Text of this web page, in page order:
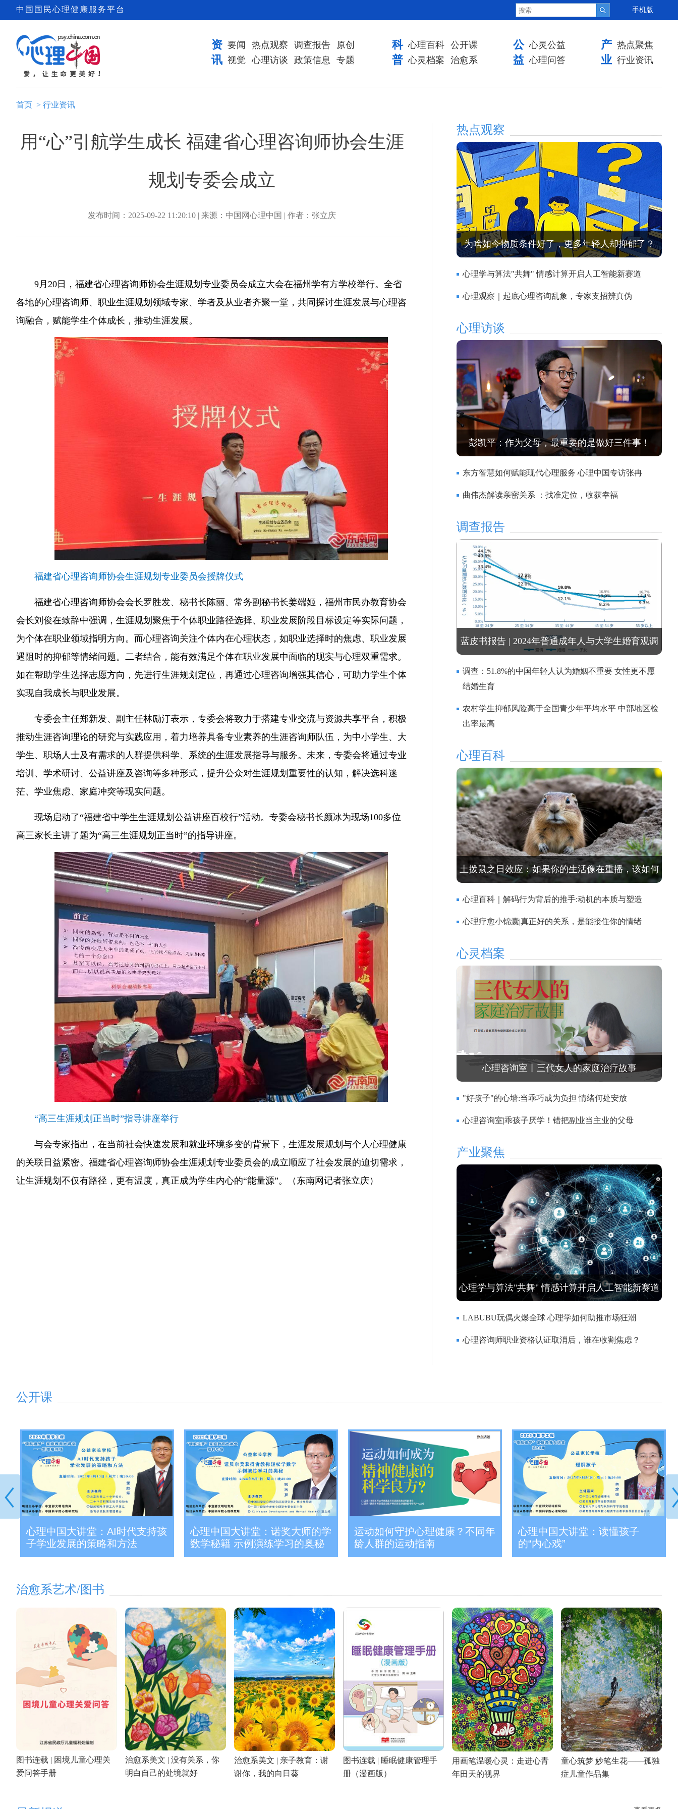
中国国民心理健康服务平台 手机版
资
讯
要闻 热点观察 调查报告
原创
视觉 心理访谈 政策信息 专题
科
普
心理百科 公开课
心灵档案
治愈系
公
益
心灵公益
心理问答
产
业
热点聚焦
行业资讯
首页 > 行业资讯
用“心”引航学生成长 福建省心理咨询师协会生涯
规划专委会成立
发布时间：2025-09-22 11:20:10 | 来源：中国网心理中国 | 作者：张立庆
9月20日，福建省心理咨询师协会生涯规划专业委员会成立大会在福州学有方学校举行。全省
各地的心理咨询师、职业生涯规划领域专家、学者及从业者齐聚一堂，共同探讨生涯发展与心理咨
询融合，赋能学生个体成长，推动生涯发展。
福建省心理咨询师协会生涯规划专业委员会授牌仪式
福建省心理咨询师协会会长罗胜发、秘书长陈丽、常务副秘书长姜端姬，福州市民办教育协会
会长刘俊在致辞中强调，生涯规划聚焦于个体职业路径选择、职业发展阶段目标设定等实际问题，
为个体在职业领域指明方向。而心理咨询关注个体内在心理状态，如职业选择时的焦虑、职业发展
遇阻时的抑郁等情绪问题。二者结合，能有效满足个体在职业发展中面临的现实与心理双重需求。
如在帮助学生选择志愿方向，先进行生涯规划定位，再通过心理咨询增强其信心，可助力学生个体
实现自我成长与职业发展。
专委会主任郑新发、副主任林励汀表示，专委会将致力于搭建专业交流与资源共享平台，积极
推动生涯咨询理论的研究与实践应用，着力培养具备专业素养的生涯咨询师队伍，为中小学生、大
学生、职场人士及有需求的人群提供科学、系统的生涯发展指导与服务。未来，专委会将通过专业
培训、学术研讨、公益讲座及咨询等多种形式，提升公众对生涯规划重要性的认知，解决选科迷
茫、学业焦虑、家庭冲突等现实问题。
现场启动了“福建省中学生生涯规划公益讲座百校行”活动。专委会秘书长颜冰为现场100多位
高三家长主讲了题为“高三生涯规划正当时”的指导讲座。
“高三生涯规划正当时”指导讲座举行
与会专家指出，在当前社会快速发展和就业环境多变的背景下，生涯发展规划与个人心理健康
的关联日益紧密。福建省心理咨询师协会生涯规划专业委员会的成立顺应了社会发展的迫切需求，
让生涯规划不仅有路径，更有温度，真正成为学生内心的“能量源”。（ 东南网记者张立庆）
热点观察
为啥如今物质条件好了，更多年轻人却抑郁了？
心理学与算法"共舞" 情感计算开启人工智能新赛道
心理观察｜起底心理咨询乱象，专家支招辨真伪
心理访谈
彭凯平：作为父母，最重要的是做好三件事！
东方智慧如何赋能现代心理服务 心理中国专访张冉
曲伟杰解读亲密关系 ：找准定位，收获幸福
调查报告
蓝皮书报告 | 2024年普通成年人与大学生婚育观调
查报告
调查：51.8%的中国年轻人认为婚姻不重要 女性更不愿
结婚生育
农村学生抑郁风险高于全国青少年平均水平 中部地区检
出率最高
心理百科
土拨鼠之日效应：如果你的生活像在重播，该如何
打破剧本循环？
心理百科｜解码行为背后的推手:动机的本质与塑造
心理疗愈小锦囊|真正好的关系，是能接住你的情绪
心灵档案
心理咨询室丨三代女人的家庭治疗故事
"好孩子"的心墙:当乖巧成为负担 情绪何处安放
心理咨询室|乖孩子厌学！错把副业当主业的父母
产业聚焦
心理学与算法"共舞" 情感计算开启人工智能新赛道
LABUBU玩偶火爆全球 心理学如何助推市场狂潮
心理咨询师职业资格认证取消后，谁在收割焦虑？
公开课
心理中国大讲堂：AI时代支持孩
子学业发展的策略和方法
心理中国大讲堂：诺奖大师的学
数学秘籍 示例演练学习的奥秘
运动如何守护心理健康？不同年
龄人群的运动指南
心理中国大讲堂：读懂孩子
的“内心戏”
治愈系艺术/图书
图书连载 | 困境儿童心理关
爱问答手册
治愈系美文 | 没有关系，你
明白自己的处境就好
治愈系美文 | 亲子教育：谢
谢你，我的向日葵
图书连载 | 睡眠健康管理手
册（漫画版）
用画笔温暖心灵：走进心青
年田天的视界
童心筑梦 妙笔生花——孤独
症儿童作品集